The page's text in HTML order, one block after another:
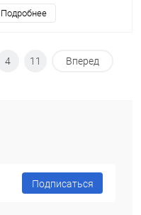
Подробнее
4 11 Вперед
Подписаться